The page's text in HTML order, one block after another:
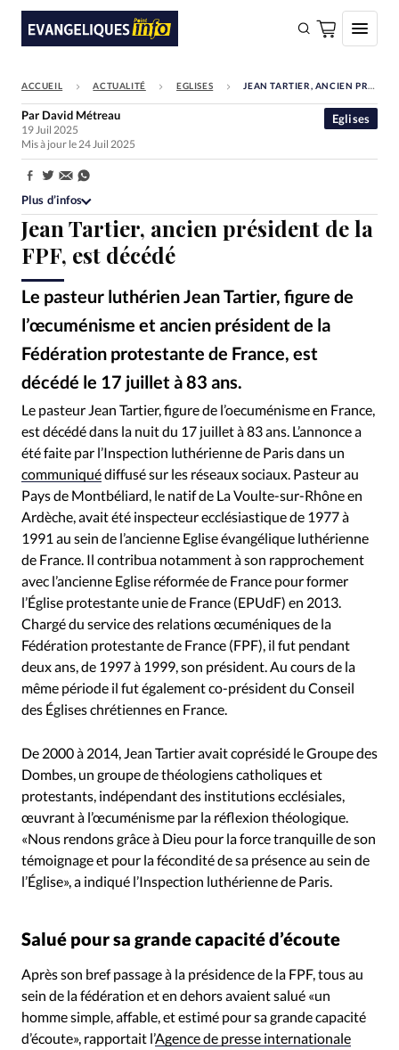
FAIRE UN DON
Faire un don
Société
Monde
Bible
Toute l'actualité
Se connecter
RUBRIQUES
Toute l'actualité Bible Culture
Economie
Eglises
Histoire Laicité
Liberté religieuse
Mission
Monde People Politique
Religions
Société
ACCUEIL ACTUALITÉ EGLISES JEAN TARTIER, ANCIEN PRÉSIDENT DE LA FPF, EST DÉCÉDÉ
Jean Tartier, ancien président de la
FPF, est décédé
Le pasteur luthérien Jean Tartier, figure de
l’œcuménisme et ancien président de la
Fédération protestante de France, est
décédé le 17 juillet à 83 ans.
Eglises
Par David Métreau
19 Juil 2025
Mis à jour le 24 Juil 2025
Partager:
Plus d’infos
Le pasteur Jean Tartier, figure de l’oecuménisme en France,
est décédé dans la nuit du 17 juillet à 83 ans. L’annonce a
été faite par l’Inspection luthérienne de Paris dans un
communiquédiffusé sur les réseaux sociaux. Pasteur au
Pays de Montbéliard, le natif de La Voulte-sur-Rhône en
Ardèche, avait été inspecteur ecclésiastique de 1977 à
1991 au sein de l’ancienne Eglise évangélique luthérienne
de France. Il contribua notamment à son rapprochement
avec l’ancienne Eglise réformée de France pour former
l’Église protestante unie de France (EPUdF) en 2013.
Chargé du service des relations œcuméniques de la
Fédération protestante de France (FPF), il fut pendant
deux ans, de 1997 à 1999, son président. Au cours de la
même période il fut également co-président du Conseil
des Églises chrétiennes en France.
De 2000 à 2014, Jean Tartier avait coprésidé le Groupe des
Dombes, un groupe de théologiens catholiques et
protestants, indépendant des institutions ecclésiales,
œuvrant à l’œcuménisme par la réflexion théologique.
«Nous rendons grâce à Dieu pour la force tranquille de son
témoignage et pour la fécondité de sa présence au sein de
l’Église», a indiqué l’Inspection luthérienne de Paris.
Salué pour sa grande capacité d’écoute
Après son bref passage à la présidence de la FPF, tous au
sein de la fédération et en dehors avaient salué «un
homme simple, affable, et estimé pour sa grande capacité
d’écoute», rapportait l’Agence de presse internationale